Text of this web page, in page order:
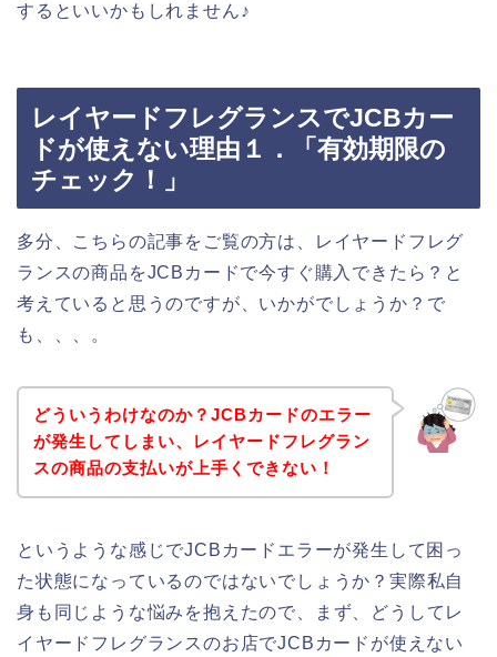
するといいかもしれません♪
レイヤードフレグランスでJCBカー
ドが使えない理由１．「有効期限の
チェック！」
多分、こちらの記事をご覧の方は、レイヤードフレグ
ランスの商品をJCBカードで今すぐ購入できたら？と
考えていると思うのですが、いかがでしょうか？で
も、、、。
どういうわけなのか？JCBカードのエラー
が発生してしまい、レイヤードフレグラン
スの商品の支払いが上手くできない！
というような感じでJCBカードエラーが発生して困っ
た状態になっているのではないでしょうか？実際私自
身も同じような悩みを抱えたので、まず、どうしてレ
イヤードフレグランスのお店でJCBカードが使えない